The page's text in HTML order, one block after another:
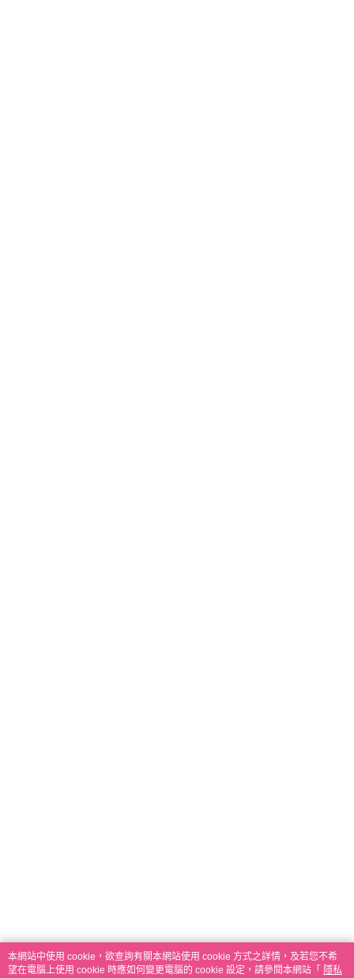
本網站中使用 cookie，欲查詢有關本網站使用 cookie 方式之詳情，及若您不希
望在電腦上使用 cookie 時應如何變更電腦的 cookie 設定，請參閱本網站「 隱私